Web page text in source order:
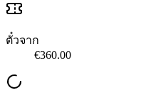
ตั๋วจาก
€360.00